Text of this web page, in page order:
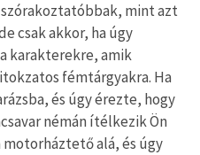
mint azt
csak akkor, ha úgy
karakterekre, amik
fémtárgyakra. Ha
és úgy érezte, hogy
némán ítélkezik Ön
alá, és úgy